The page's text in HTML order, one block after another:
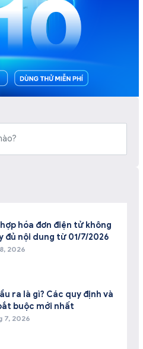
hóa đơn điện tử không
đủ nội dung từ 01/7/2026
2026
ra là gì? Các quy định và
buộc mới nhất
7, 2026